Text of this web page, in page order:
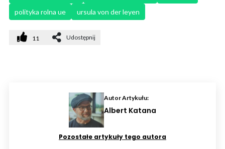
polityka rolna ue ursula von der leyen
11 Udostępnij
Autor Artykułu:
Albert Katana
Pozostałe artykuły tego autora